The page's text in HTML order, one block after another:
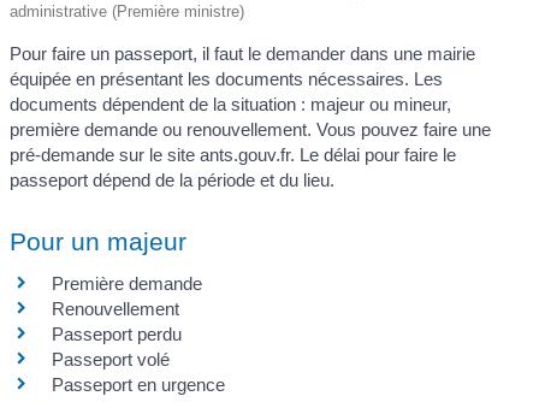
administrative (Première ministre)
Pour faire un passeport, il faut le demander dans une mairie
équipée en présentant les documents nécessaires. Les
documents dépendent de la situation : majeur ou mineur,
première demande ou renouvellement. Vous pouvez faire une
pré-demande sur le site ants.gouv.fr. Le délai pour faire le
passeport dépend de la période et du lieu.
Pour un majeur
Première demande
Renouvellement
Passeport perdu
Passeport volé
Passeport en urgence